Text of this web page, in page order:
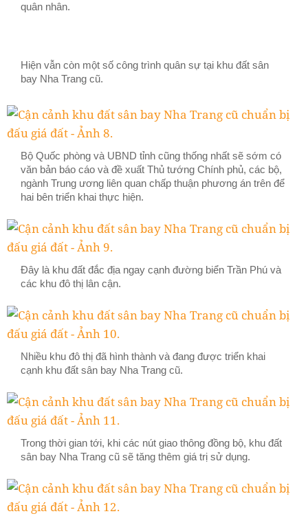
quân nhân.
Hiện vẫn còn một số công trình quân sự tại khu đất sân
bay Nha Trang cũ.
Bộ Quốc phòng và UBND tỉnh cũng thống nhất sẽ sớm có
văn bản báo cáo và đề xuất Thủ tướng Chính phủ, các bộ,
ngành Trung ương liên quan chấp thuận phương án trên để
hai bên triển khai thực hiện.
Đây là khu đất đắc địa ngay cạnh đường biển Trần Phú và
các khu đô thị lân cận.
Nhiều khu đô thị đã hình thành và đang được triển khai
cạnh khu đất sân bay Nha Trang cũ.
Trong thời gian tới, khi các nút giao thông đồng bộ, khu đất
sân bay Nha Trang cũ sẽ tăng thêm giá trị sử dụng.